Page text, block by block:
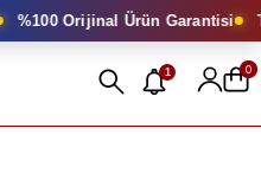
%100 Orijinal Ürün Garantisi
1 0